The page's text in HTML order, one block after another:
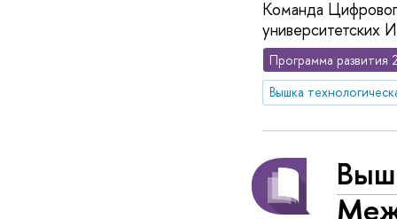
Команда
университетских
Программа развития
Вышка